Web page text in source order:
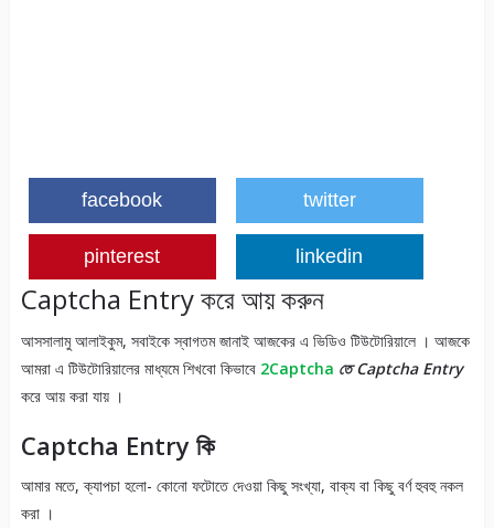
facebook twitter
pinterest linkedin
Captcha Entry করে আয় করুন
আসসালামু আলাইকুম, সবাইকে স্বাগতম জানাই আজকের এ ভিডিও টিউটোরিয়ালে । আজকে
আমরা এ টিউটোরিয়ালের মাধ্যমে শিখবো কিভাবে 2Captcha তে Captcha Entry
করে আয় করা যায় ।
Captcha Entry কি
আমার মতে, ক্যাপচা হলো- কোনো ফটোতে দেওয়া কিছু সংখ্যা, বাক্য বা কিছু বর্ণ হুবহু নকল
করা ।